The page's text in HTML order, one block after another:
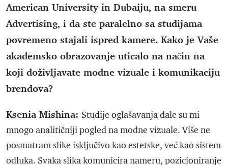
American University in Dubaiju, na smeru
Advertising, i da ste paralelno sa studijama
povremeno stajali ispred kamere. Kako je Vaše
akademsko obrazovanje uticalo na način na
koji doživljavate modne vizuale i komunikaciju
brendova?
Ksenia Mishina: Studije oglašavanja dale su mi
mnogo analitičniji pogled na modne vizuale. Više ne
posmatram slike isključivo kao estetske, već kao sistem
odluka. Svaka slika komunicira nameru, pozicioniranje